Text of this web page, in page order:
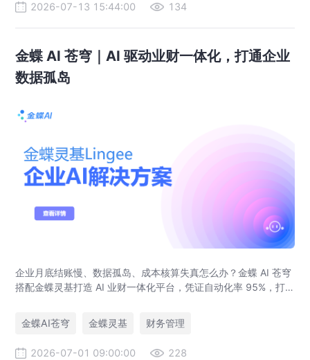
2026-07-13 15:44:00 134
金蝶 AI 苍穹｜AI 驱动业财一体化，打通企业
数据孤岛
企业月底结账慢、数据孤岛、成本核算失真怎么办？金蝶 AI 苍穹
搭配金蝶灵基打造 AI 业财一体化平台，凭证自动化率 95%，打
业落地案例。
金蝶AI苍穹 金蝶灵基 财务管理
2026-07-01 09:00:00 228